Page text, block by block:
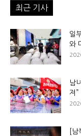
최근 기사
일
와
남
져”
[